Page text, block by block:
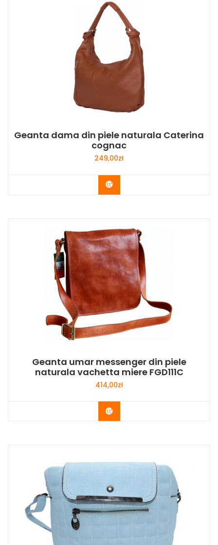
Geanta dama din piele naturala Caterina
cognac
249,00zł
Buy Now
Geanta umar messenger din piele
naturala vachetta miere FGD111C
414,00zł
Buy Now